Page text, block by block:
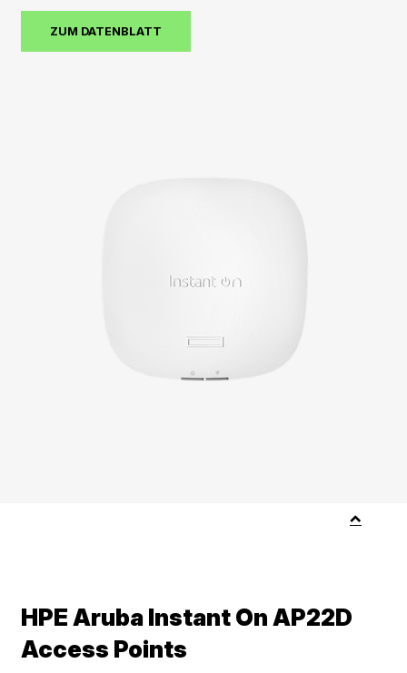
ZUM DATENBLATT
HPE Aruba Instant On AP22D
Access Points